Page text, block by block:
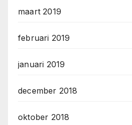
maart 2019
februari 2019
januari 2019
december 2018
oktober 2018